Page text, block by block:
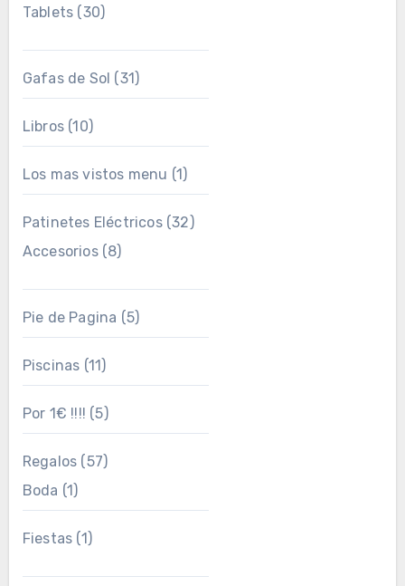
Tablets (30)
Gafas de Sol (31)
Libros(10)
Los mas vistos menu (1)
Patinetes Eléctricos(32)
Accesorios(8)
Pie de Pagina (5)
Piscinas (11)
Por 1€ !!!! (5)
Regalos (57)
Boda (1)
Fiestas (1)